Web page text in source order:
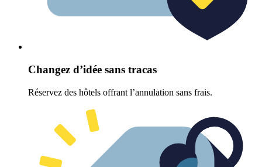
Changez d’idée sans tracas
Réservez des hôtels offrant l’annulation sans frais.